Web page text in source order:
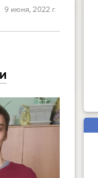
9 июня, 2022 г.